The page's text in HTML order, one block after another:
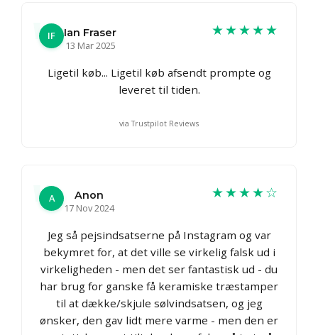
IF
Ian Fraser
13 Mar 2025
★★★★★
Ligetil køb... Ligetil køb afsendt prompte og
leveret til tiden.
via Trustpilot Reviews
A
Anon
17 Nov 2024
★★★★☆
Jeg så pejsindsatserne på Instagram og var
bekymret for, at det ville se virkelig falsk ud i
virkeligheden - men det ser fantastisk ud - du
har brug for ganske få keramiske træstamper
til at dække/skjule sølvindsatsen, og jeg
ønsker, den gav lidt mere varme - men den er